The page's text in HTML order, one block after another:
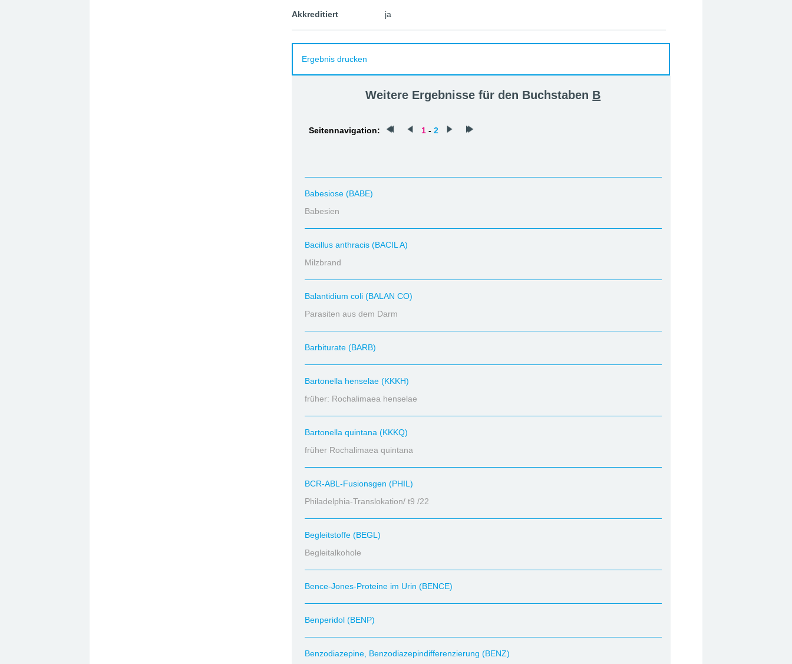
Akkreditiert ja
Ergebnis drucken
Weitere Ergebnisse für den Buchstaben B
Seitennavigation: 1 - 2
Babesiose (BABE)
Babesien
Bacillus anthracis (BACIL A)
Milzbrand
Balantidium coli (BALAN CO)
Parasiten aus dem Darm
Barbiturate (BARB)
Bartonella henselae (KKKH)
früher: Rochalimaea henselae
Bartonella quintana (KKKQ)
früher Rochalimaea quintana
BCR-ABL-Fusionsgen (PHIL)
Philadelphia-Translokation/ t9 /22
Begleitstoffe (BEGL)
Begleitalkohole
Bence-Jones-Proteine im Urin (BENCE)
Benperidol (BENP)
Benzodiazepine, Benzodiazepindifferenzierung (BENZ)